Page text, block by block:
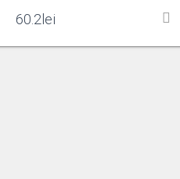
60.2 lei